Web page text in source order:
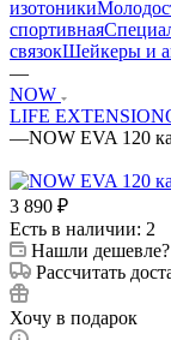
изотоники
спортивная
связокШейкеры и
—
NOW
LIFE EXTENSION
—NOW EVA 120
3 890 ₽
Есть в наличии: 2
Нашли дешевле?
Рассчитать
Хочу в подарок